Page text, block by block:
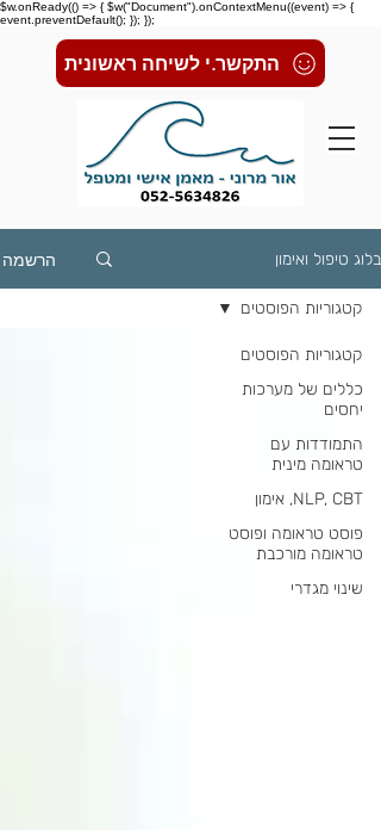
$w.onReady(() => { $w("Document").onContextMenu((event) => {
event.preventDefault(); }); });
התקשר.י לשיחה ראשונית
בלוג טיפול ואימון הרשמה
קטגוריות הפוסטים
כללים של מערכות
יחסים
התמודדות עם
טראומה מינית
NLP, CBT, אימון
פוסט טראומה ופוסט
טראומה מורכבת
שינוי מגדרי
קטגוריות הפוסטים